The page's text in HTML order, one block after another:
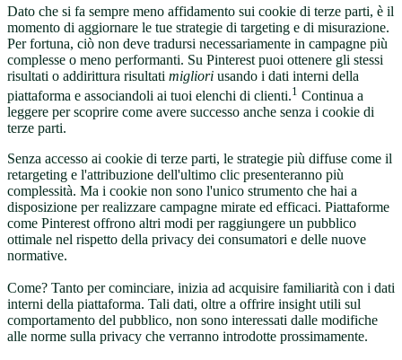
Dato che si fa sempre meno affidamento sui cookie di terze parti, è il
momento di aggiornare le tue strategie di targeting e di misurazione.
Per fortuna, ciò non deve tradursi necessariamente in campagne più
complesse o meno performanti. Su Pinterest puoi ottenere gli stessi
risultati o addirittura risultati migliori usando i dati interni della
piattaforma e associandoli ai tuoi elenchi di clienti.1 Continua a
leggere per scoprire come avere successo anche senza i cookie di
terze parti.
Senza accesso ai cookie di terze parti, le strategie più diffuse come il
retargeting e l'attribuzione dell'ultimo clic presenteranno più
complessità. Ma i cookie non sono l'unico strumento che hai a
disposizione per realizzare campagne mirate ed efficaci. Piattaforme
come Pinterest offrono altri modi per raggiungere un pubblico
ottimale nel rispetto della privacy dei consumatori e delle nuove
normative.
Come? Tanto per cominciare, inizia ad acquisire familiarità con i dati
interni della piattaforma. Tali dati, oltre a offrire insight utili sul
comportamento del pubblico, non sono interessati dalle modifiche
alle norme sulla privacy che verranno introdotte prossimamente.